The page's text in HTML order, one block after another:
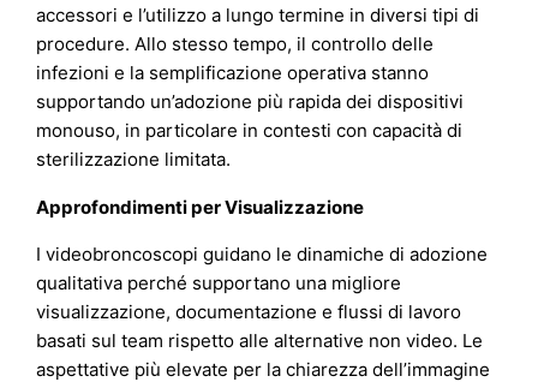
accessori e l’utilizzo a lungo termine in diversi tipi di
procedure. Allo stesso tempo, il controllo delle
infezioni e la semplificazione operativa stanno
supportando un’adozione più rapida dei dispositivi
monouso, in particolare in contesti con capacità di
sterilizzazione limitata.
Approfondimenti per Visualizzazione
I videobroncoscopi guidano le dinamiche di adozione
qualitativa perché supportano una migliore
visualizzazione, documentazione e flussi di lavoro
basati sul team rispetto alle alternative non video. Le
aspettative più elevate per la chiarezza dell’immagine